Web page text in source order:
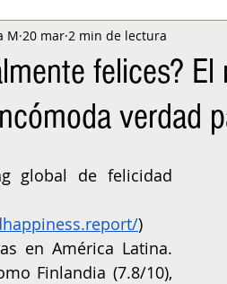
TECNOLOGÍA ECO y RSE
BUENA MESA NIÑOS
felices?
verdad
M 20 mar 2 min de lectura
global de felicidad
)
en América Latina.
Finlandia (7.8/10),